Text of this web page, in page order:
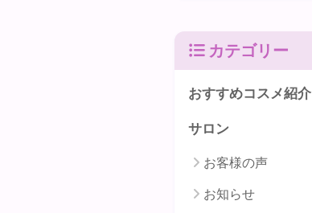
カテゴリー
おすすめコスメ紹介
サロン
お客様の声
お知らせ